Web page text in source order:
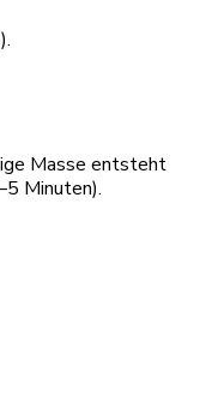
Masse entsteht
Minuten).